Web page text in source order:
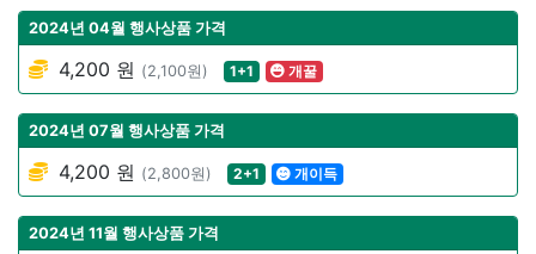
2024년 04월 행사상품 가격
4,200 원 (2,100원) 1+1 개꿀
2024년 07월 행사상품 가격
4,200 원 (2,800원) 2+1 개이득
2024년 11월 행사상품 가격